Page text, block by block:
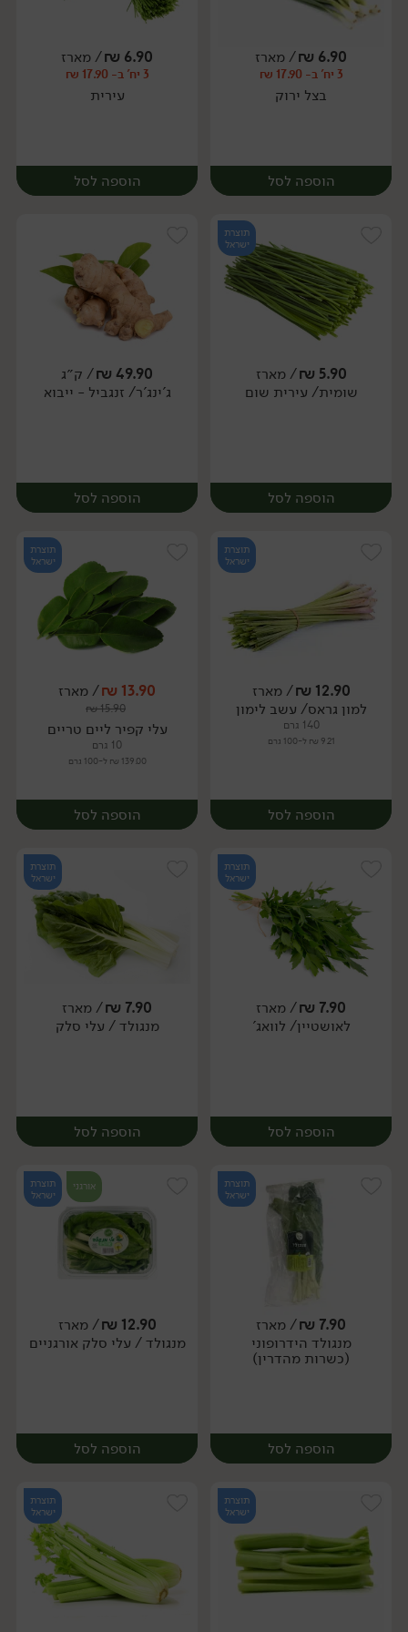
יח׳ ק״ג מארז
6.90
₪/ מארז
3 יח' ב- 17.90 ₪
בצל ירוק
הוספה לסל
מארז
6.90
₪/ מארז
3 יח' ב- 17.90 ₪
עירית
הוספה לסל
מארז
תוצרת
ישראל
5.90
₪/ מארז
שומית/ עירית שום
הוספה לסל
מארז
49.90
₪/ ק״ג
ג'ינג'ר/ זנגביל - ייבוא
הוספה לסל
ק״ג
תוצרת
ישראל
12.90
₪/ מארז
למון גראס/ עשב לימון
140 גרם
9.21 ₪ ל-100 גרם
הוספה לסל
מארז
תוצרת
ישראל
13.90
₪/ מארז
15.90
₪
עלי קפיר ליים טריים
10 גרם
139.00 ₪ ל-100 גרם
הוספה לסל
מארז
תוצרת
ישראל
7.90
₪/ מארז
לאושטיין/ לוואג'
הוספה לסל
מארז
תוצרת
ישראל
7.90
₪/ מארז
מנגולד / עלי סלק
הוספה לסל
מארז
תוצרת
ישראל
7.90
₪/ מארז
מנגולד הידרופוני
(כשרות מהדרין)
הוספה לסל
אורגני
תוצרת
ישראל
12.90
₪/ מארז
מנגולד / עלי סלק אורגניים
הוספה לסל
תוצרת
ישראל
תוצרת
ישראל